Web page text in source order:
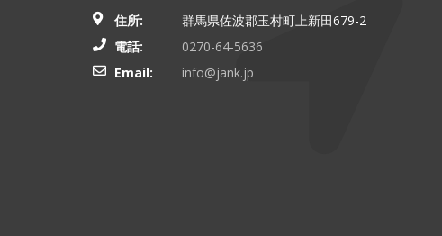
住所:
群馬県佐波郡玉村町上新田679-2
電話:
0270-64-5636
Email:
info@jank.jp